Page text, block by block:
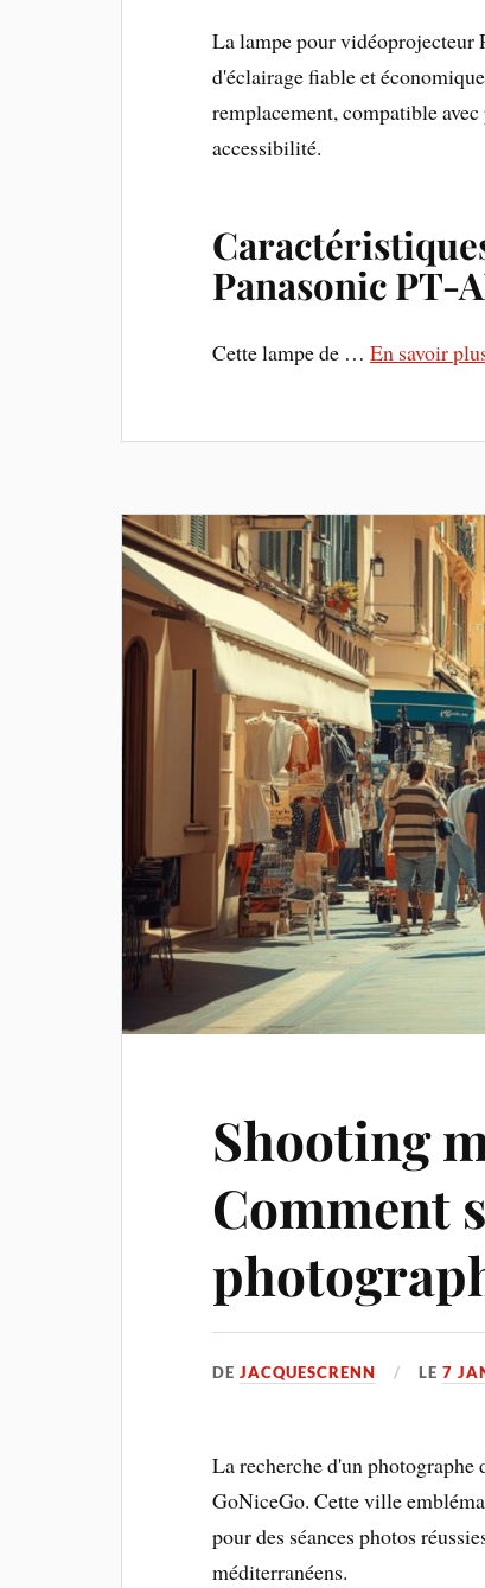
La lampe pour vidéoprojecteur
d'éclairage fiable et
remplacement, compatible
accessibilité.
Panasonic PT-
Cette lampe de …En savoir
Shooting
Comment
DEJACQUESCRENN LE7
La recherche d'un photographe
GoNiceGo. Cette ville
pour des séances photos
méditerranéens.